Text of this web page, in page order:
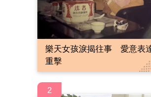
樂天女孩淚揭往事 愛意表
重擊
2